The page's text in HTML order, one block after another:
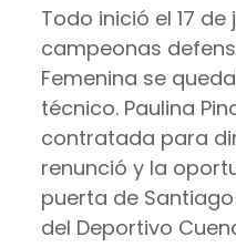
Todo inició el 17 de
campeonas
Femenina se
técnico. Paulina
contratada para
renunció y la
puerta de
del Deportivo